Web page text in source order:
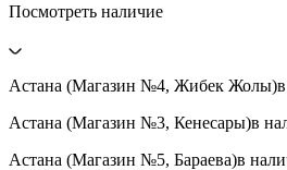
Посмотреть наличие
Астана (Магазин №4, Жибек Жолы)
Астана (Магазин №3, Кенесары)в
Астана (Магазин №5, Бараева)в